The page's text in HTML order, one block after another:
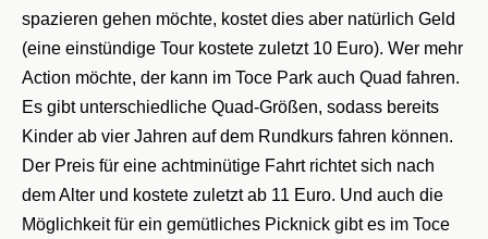
spazieren gehen möchte, kostet dies aber natürlich Geld
(eine einstündige Tour kostete zuletzt 10 Euro). Wer mehr
Action möchte, der kann im Toce Park auch Quad fahren.
Es gibt unterschiedliche Quad-Größen, sodass bereits
Kinder ab vier Jahren auf dem Rundkurs fahren können.
Der Preis für eine achtminütige Fahrt richtet sich nach
dem Alter und kostete zuletzt ab 11 Euro. Und auch die
Möglichkeit für ein gemütliches Picknick gibt es im Toce